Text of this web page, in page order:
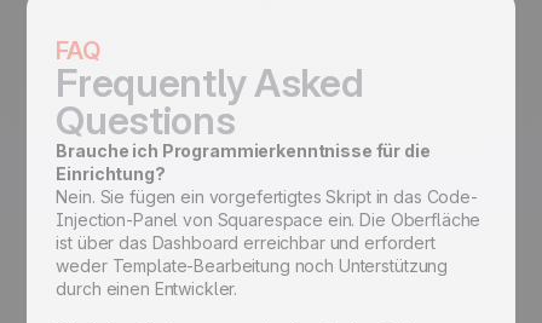
FAQ
Frequently Asked
Questions
Brauche ich Programmierkenntnisse für die
Einrichtung?
Nein. Sie fügen ein vorgefertigtes Skript in das Code-
Injection-Panel von Squarespace ein. Die Oberfläche
ist über das Dashboard erreichbar und erfordert
weder Template-Bearbeitung noch Unterstützung
durch einen Entwickler.